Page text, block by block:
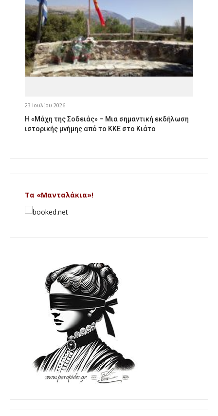
23 Ιουλίου 2026
Η «Μάχη της Σοδειάς» – Μια σημαντική εκδήλωση
ιστορικής μνήμης από το ΚΚΕ στο Κιάτο
Τα «Μανταλάκια»!